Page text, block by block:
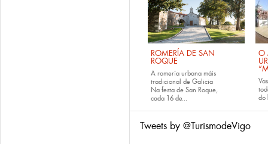
ROMERÍA DE SAN
ROQUE
A romería urbana máis
tradicional de Galicia
Na festa de San Roque,
cada 16 de...
O
do
Tweets by @TurismodeVigo